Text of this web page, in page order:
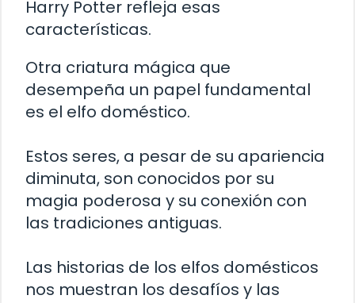
Harry Potter refleja esas
características.
Otra criatura mágica que
desempeña un papel fundamental
es el elfo doméstico.
Estos seres, a pesar de su apariencia
diminuta, son conocidos por su
magia poderosa y su conexión con
las tradiciones antiguas.
Las historias de los elfos domésticos
nos muestran los desafíos y las